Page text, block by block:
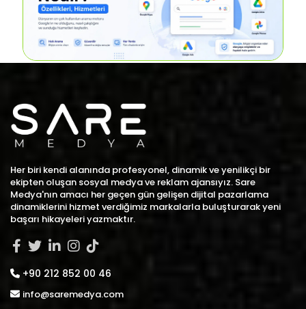
Her biri kendi alanında profesyonel, dinamik ve yenilikçi bir
ekipten oluşan sosyal medya ve reklam ajansıyız. Sare
Medya'nın amacı her geçen gün gelişen dijital pazarlama
dinamiklerini hizmet verdiğimiz markalarla buluşturarak yeni
başarı hikayeleri yazmaktır.
+90 212 852 00 46
info@saremedya.com